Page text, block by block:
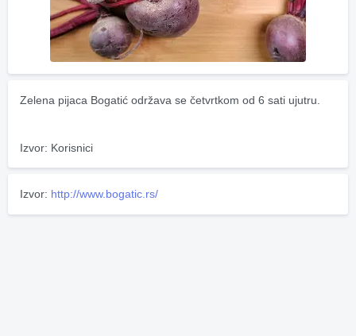
Zelena pijaca Bogatić održava se četvrtkom od 6 sati ujutru.
Izvor: Korisnici
Izvor: http://www.bogatic.rs/